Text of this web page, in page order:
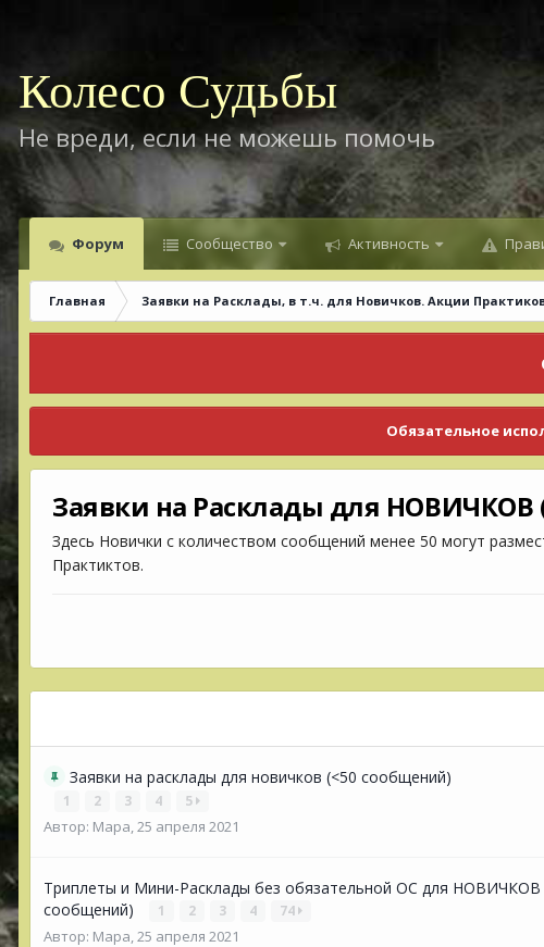
Колесо Судьбы
Не вреди, если не можешь помочь
Форум Сообщество Активность
Главная Заявки на Расклады, в т.ч. для Новичков. Акции
Обязательное
Заявки на Расклады для НОВИЧКОВ
Здесь Новички с количеством сообщений менее 50 могут
Практиктов.
Заявки на расклады для новичков (<50 сообщений)
1 2 3 4 5
Автор: Мара,25 апреля 2021
Триплеты и Мини-Расклады без обязательной ОС для НОВИЧКОВ
сообщений)
1 2 3 4 74
Автор: Мара,25 апреля 2021